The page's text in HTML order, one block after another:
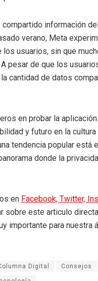
información
verano, Meta
usuarios, sin que
pesar de que los
cantidad de datos
en probar la
y futuro en la cultura
tendencia popular está
donde la
en Facebook, Twitter,
sobre este articulo
importante para nuestra
Digital Consejos